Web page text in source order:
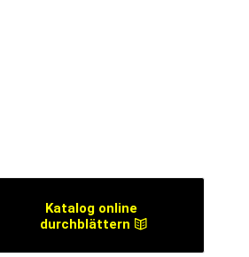
Katalog online
durchblättern